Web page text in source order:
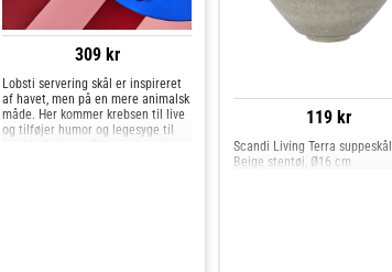
309 kr
Lobsti servering skål er inspireret
af havet, men på en mere animalsk
måde. Her kommer krebsen til live
og tilføjer humor og legesyge til
119 kr
Scandi Living Terra suppeskål
Beige stentøj, Ø16 cm